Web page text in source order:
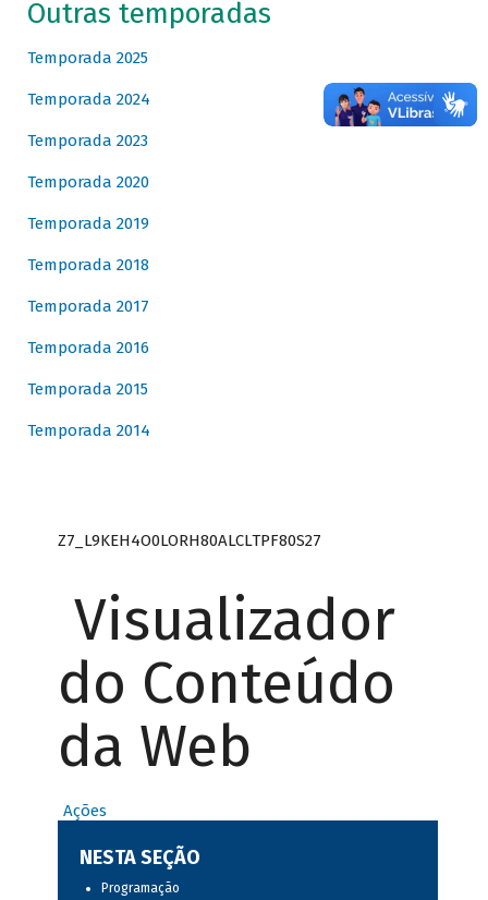
Outras temporadas
Temporada 2025
Temporada 2024
Temporada 2023
Temporada 2020
Temporada 2019
Temporada 2018
Temporada 2017
Temporada 2016
Temporada 2015
Temporada 2014
Z7_L9KEH4O0LORH80ALCLTPF80S27
Visualizador
do Conteúdo
da Web
Ações
NESTA SEÇÃO
Programação